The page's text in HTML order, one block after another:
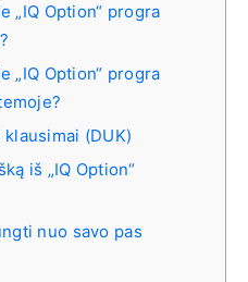
„IQ Option“ progra
„IQ Option“ progra
(DUK)
iš „IQ Option“
nuo savo pas